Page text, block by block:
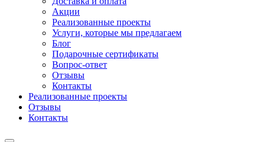
Акции
Реализованные проекты
Услуги, которые мы предлагаем
Блог
Подарочные сертификаты
Вопрос-ответ
Отзывы
Контакты
Реализованные проекты
Отзывы
Контакты